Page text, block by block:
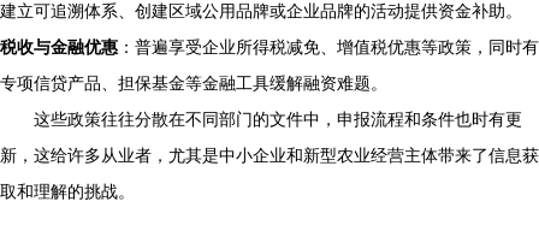
建立可追溯体系、创建区域公用品牌或企业品牌的活动提供资金补助。
税收与金融优惠 ：普遍享受企业所得税减免、增值税优惠等政策，同时有
专项信贷产品、担保基金等金融工具缓解融资难题。
这些政策往往分散在不同部门的文件中，申报流程和条件也时有更
新，这给许多从业者，尤其是中小企业和新型农业经营主体带来了信息获
取和理解的挑战。